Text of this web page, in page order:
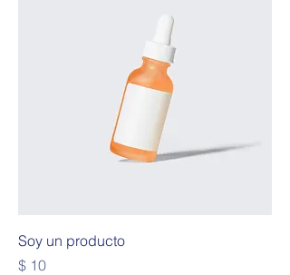
Soy un producto
Precio
$ 10